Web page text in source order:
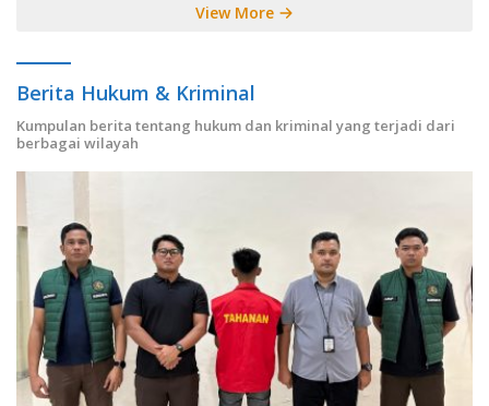
View More
Berita Hukum & Kriminal
Kumpulan berita tentang hukum dan kriminal yang terjadi dari
berbagai wilayah